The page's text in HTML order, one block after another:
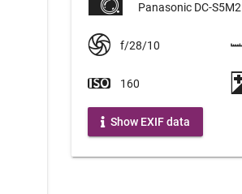
Panasonic DC-S5M2
f/28/10
160
Show EXIF data